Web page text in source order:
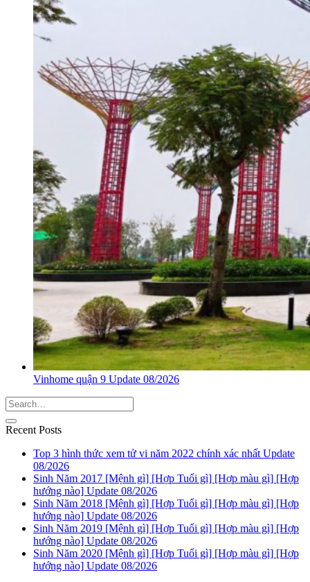
Vinhome quận 9 Update 08/2026
Recent Posts
Top 3 hình thức xem tử vi năm 2022 chính xác nhất Update
08/2026
Sinh Năm 2017 [Mệnh gì] [Hợp Tuổi gì] [Hợp màu gì] [Hợp
hướng nào] Update 08/2026
Sinh Năm 2018 [Mệnh gì] [Hợp Tuổi gì] [Hợp màu gì] [Hợp
hướng nào] Update 08/2026
Sinh Năm 2019 [Mệnh gì] [Hợp Tuổi gì] [Hợp màu gì] [Hợp
hướng nào] Update 08/2026
Sinh Năm 2020 [Mệnh gì] [Hợp Tuổi gì] [Hợp màu gì] [Hợp
hướng nào] Update 08/2026